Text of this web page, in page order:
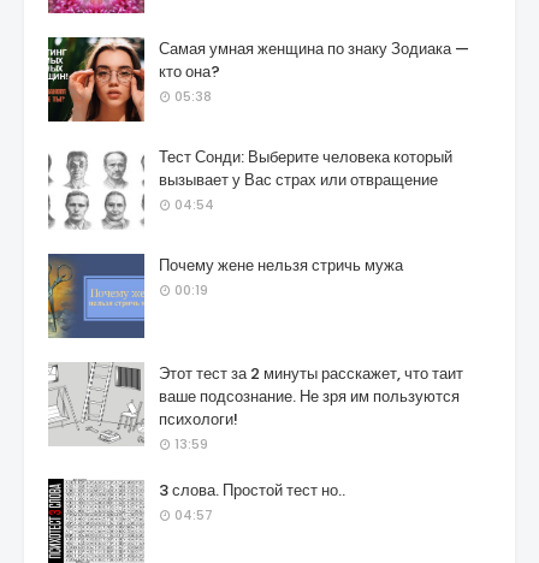
Самая умная женщина по знаку Зодиака —
кто она?
05:38
Тест Сонди: Выберите человека который
вызывает у Вас страх или отвращение
04:54
Почему жене нельзя стричь мужа
00:19
Этот тест за 2 минуты расскажет, что таит
ваше подсознание. Не зря им пользуются
психологи!
13:59
3 слова. Простой тест но..
04:57